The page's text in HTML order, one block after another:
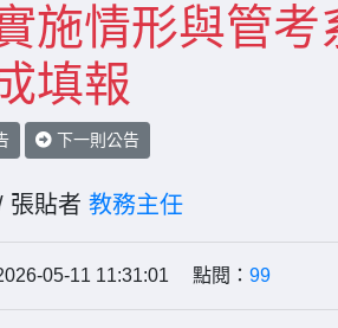
施情形與管考
填報
下一則公告
張貼者 教務主任
05-11 11:31:01 點閱： 99